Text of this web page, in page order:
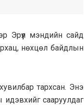
Эрүүл мэндийн сайд
нөхцөл байдлын
тархсан. Энэ
идэвхийг сааруулдаг